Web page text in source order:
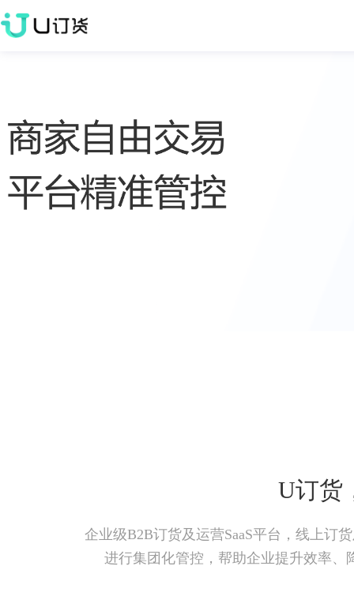
U订货
企业级B2B订货及运营SaaS平台，线上订
进行集团化管控，帮助企业提升效率